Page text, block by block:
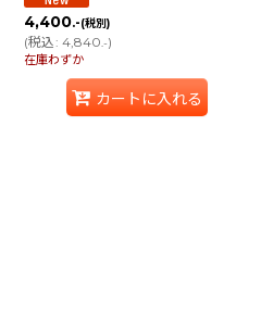
4,400.-(税別)
(税込: 4,840.-)
在庫わずか
カートに入れる